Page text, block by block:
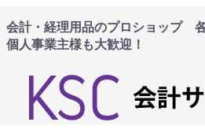
会計・経理用品のプロショップ
個人事業主様も大歓迎！